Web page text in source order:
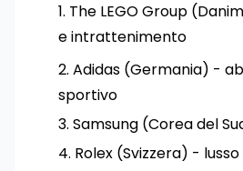
The LEGO Group
e intrattenimento
Adidas (Germania) -
sportivo
Samsung (Corea del
Rolex (Svizzera) -